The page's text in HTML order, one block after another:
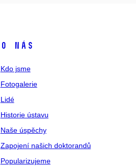
O nás
Kdo jsme
Fotogalerie
Lidé
Historie ústavu
Naše úspěchy
Zapojení našich doktorandů
Popularizujeme